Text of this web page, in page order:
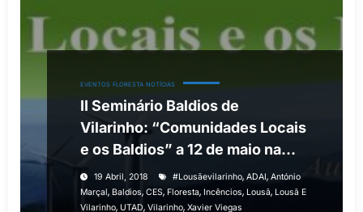
EVENTOS FLORESTA NOTÍCIAS
II Seminário Baldios de
Vilarinho: “Comunidades Locais
e os Baldios” a 12 de maio na
Lousã
19 Abril, 2018 ‬ ‪#‎lousãevilarinho, ADAI, António
Marçal, Baldios, CES, Floresta, Incêncios, Lousã, Lousã E
Vilarinho, UTAD, Vilarinho, Xavier Viegas